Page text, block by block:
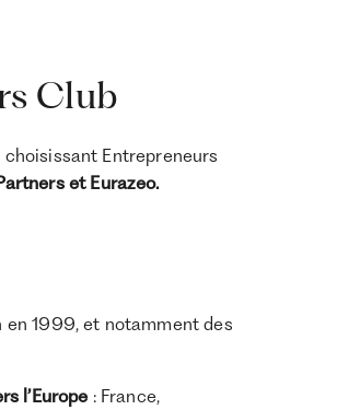
Club
Entrepreneurs
et Eurazeo.
en 1999, et notamment des
l’Europe: France,